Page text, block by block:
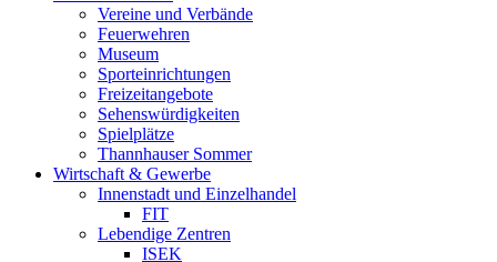
Vereine und Verbände
Feuerwehren
Museum
Sporteinrichtungen
Freizeitangebote
Sehenswürdigkeiten
Spielplätze
Thannhauser Sommer
Wirtschaft & Gewerbe
Innenstadt und Einzelhandel
FIT
Lebendige Zentren
ISEK